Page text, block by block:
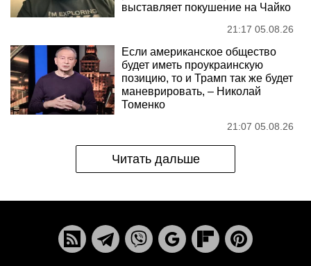
выставляет покушение на Чайко
21:17 05.08.26
Если американское общество
будет иметь проукраинскую
позицию, то и Трамп так же будет
маневрировать, – Николай
Томенко
21:07 05.08.26
Читать дальше